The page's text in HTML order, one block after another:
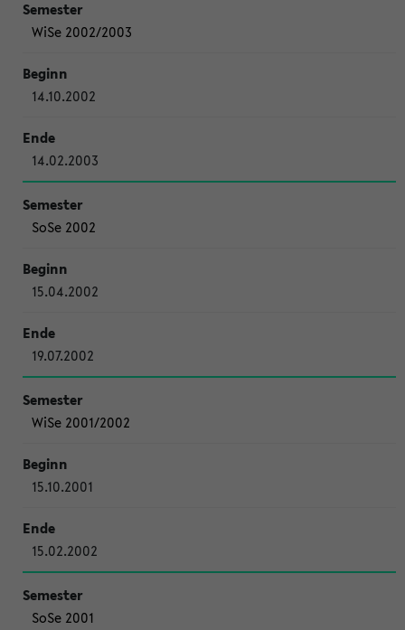
WiSe 2002/2003
14.10.2002
14.02.2003
SoSe 2002
15.04.2002
19.07.2002
WiSe 2001/2002
15.10.2001
15.02.2002
SoSe 2001